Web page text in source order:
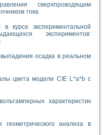
сверхпроводящим
тока
курсе экспериментальной
экспериментов:
осадка в реальном
цвета модели CIE L*a*b с
характеристик
анализа в